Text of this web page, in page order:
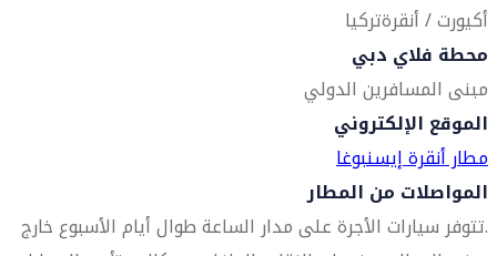
أكيورت / أنقرةتركيا
محطة فلاي دبي
مبنى المسافرين الدولي
الموقع الإلكتروني
مطار أنقرة إيسنبوغا
المواصلات من المطار
.تتوفر سيارات الأجرة على مدار الساعة طوال أيام الأسبوع خارج